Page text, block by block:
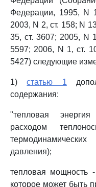
Федерации, 1995, N
2003, N 2, ст. 158; N
35, ст. 3607; 2005, N
5597; 2006, N 1, ст.
5427) следующие
1)статью 1
содержания:
"тепловая
расходом
давления);
тепловая мощность -
которое может быть